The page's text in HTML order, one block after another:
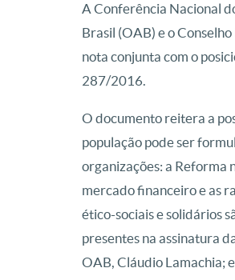
A Conferência Nacional
Brasil (OAB) e o
nota conjunta com o
287/2016.
O documento reitera a
população pode ser
organizações: a Reforma
mercado financeiro e as
ético-sociais e solidários
presentes na assinatura
OAB, Cláudio Lamachia;